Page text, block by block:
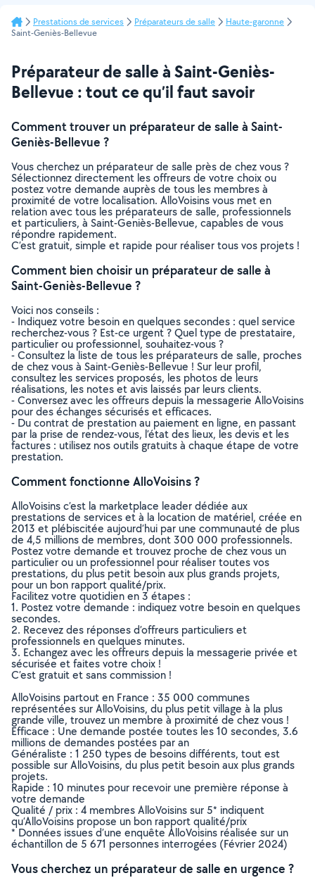
Prestations de services Préparateurs de salle
Haute-garonne
Saint-Geniès-Bellevue
Préparateur de salle à Saint-Geniès-
Bellevue : tout ce qu’il faut savoir
Comment trouver un préparateur de salle à Saint-
Geniès-Bellevue ?
Vous cherchez un préparateur de salle près de chez vous ?
Sélectionnez directement les offreurs de votre choix ou
postez votre demande auprès de tous les membres à
proximité de votre localisation. AlloVoisins vous met en
relation avec tous les préparateurs de salle, professionnels
et particuliers, à Saint-Geniès-Bellevue, capables de vous
répondre rapidement.
C’est gratuit, simple et rapide pour réaliser tous vos projets !
Comment bien choisir un préparateur de salle à
Saint-Geniès-Bellevue ?
Voici nos conseils :
- Indiquez votre besoin en quelques secondes : quel service
recherchez-vous ? Est-ce urgent ? Quel type de prestataire,
particulier ou professionnel, souhaitez-vous ?
- Consultez la liste de tous les préparateurs de salle, proches
de chez vous à Saint-Geniès-Bellevue ! Sur leur profil,
consultez les services proposés, les photos de leurs
réalisations, les notes et avis laissés par leurs clients.
- Conversez avec les offreurs depuis la messagerie AlloVoisins
pour des échanges sécurisés et efficaces.
- Du contrat de prestation au paiement en ligne, en passant
par la prise de rendez-vous, l’état des lieux, les devis et les
factures : utilisez nos outils gratuits à chaque étape de votre
prestation.
Comment fonctionne AlloVoisins ?
AlloVoisins c’est la marketplace leader dédiée aux
prestations de services et à la location de matériel, créée en
2013 et plébiscitée aujourd’hui par une communauté de plus
de 4,5 millions de membres, dont 300 000 professionnels.
Postez votre demande et trouvez proche de chez vous un
particulier ou un professionnel pour réaliser toutes vos
prestations, du plus petit besoin aux plus grands projets,
pour un bon rapport qualité/prix.
Facilitez votre quotidien en 3 étapes :
1. Postez votre demande : indiquez votre besoin en quelques
secondes.
2. Recevez des réponses d’offreurs particuliers et
professionnels en quelques minutes.
3. Echangez avec les offreurs depuis la messagerie privée et
sécurisée et faites votre choix !
C’est gratuit et sans commission !
AlloVoisins partout en France : 35 000 communes
représentées sur AlloVoisins, du plus petit village à la plus
grande ville, trouvez un membre à proximité de chez vous !
Efficace : Une demande postée toutes les 10 secondes, 3.6
millions de demandes postées par an
Généraliste : 1 250 types de besoins différents, tout est
possible sur AlloVoisins, du plus petit besoin aux plus grands
projets.
Rapide : 10 minutes pour recevoir une première réponse à
votre demande
Qualité / prix : 4 membres AlloVoisins sur 5* indiquent
qu’AlloVoisins propose un bon rapport qualité/prix
* Données issues d’une enquête AlloVoisins réalisée sur un
échantillon de 5 671 personnes interrogées (Février 2024)
Vous cherchez un préparateur de salle en urgence ?